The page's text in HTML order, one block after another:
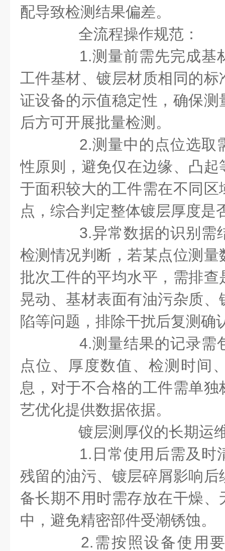
配导致检测结果偏差。
全流程操作规范：
1.测量前需先完成基
工件基材、镀层材质相同的
证设备的示值稳定性，确保
后方可开展批量检测。
2.测量中的点位选取
性原则，避免仅在边缘、凸
于面积较大的工件需在不同
点，综合判定整体镀层厚度是
3.异常数据的识别需
检测情况判断，若某点位测
批次工件的平均水平，需排
晃动、基材表面有油污杂质
陷等问题，排除干扰后复测确
4.测量结果的记录需
点位、厚度数值、检测时间
息，对于不合格的工件需单
艺优化提供数据依据。
镀层测厚仪的长期运
1.日常使用后需及时
残留的油污、镀层碎屑影响
备长期不用时需存放在干燥
中，避免精密部件受潮锈蚀。
2.需按照设备使用要